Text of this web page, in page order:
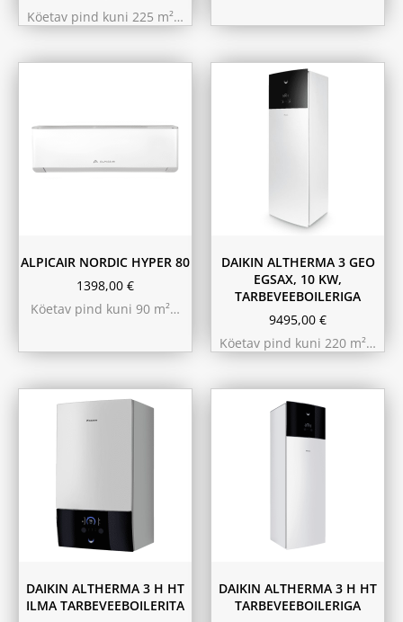
Köetav pind kuni 225 m²…
ALPICAIR NORDIC HYPER 80
1398,00 €
Köetav pind kuni 90 m²…
DAIKIN ALTHERMA 3 GEO
EGSAX, 10 KW,
TARBEVEEBOILERIGA
9495,00 €
Köetav pind kuni 220 m²…
10.44 kW 260m²
9.75 kW 220m²
DAIKIN ALTHERMA 3 H HT
ILMA TARBEVEEBOILERITA
230L
DAIKIN ALTHERMA 3 H HT
TARBEVEEBOILERIGA